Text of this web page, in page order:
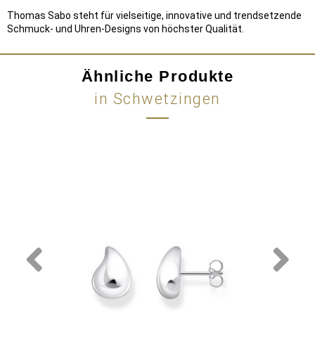
Thomas Sabo steht für vielseitige, innovative und trendsetzende
Schmuck- und Uhren-Designs von höchster Qualität.
Ähnliche Produkte
in Schwetzingen